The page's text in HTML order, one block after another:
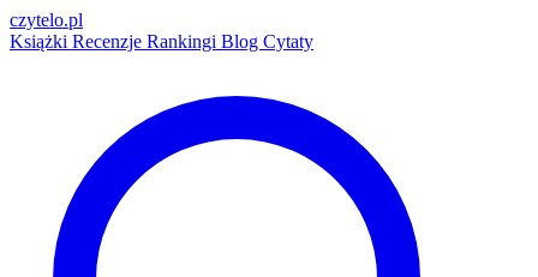
czytelo.pl
Książki Recenzje Rankingi Blog Cytaty